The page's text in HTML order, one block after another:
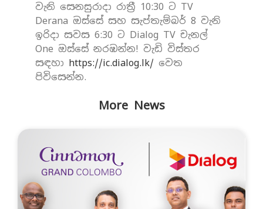
වැනි සෙනසුරාදා රාත්‍රී 10:30 ට TV
Derana ඔස්සේ සහ සැප්තැම්බර් 8 වැනි
ඉරිදා සවස 6:30 ට Dialog TV චැනල්
One ඔස්සේ නරඹන්න! වැඩි විස්තර
සඳහා https://ic.dialog.lk/ වෙත
පිවිසෙන්න.
More News